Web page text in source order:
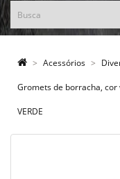
Acessórios
Gromets de borracha, cor
VERDE